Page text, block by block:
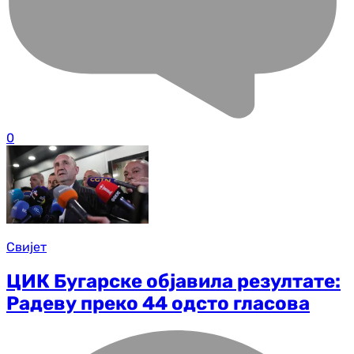
0
Свијет
ЦИК Бугарске објавила резултате:
Радеву преко 44 одсто гласова